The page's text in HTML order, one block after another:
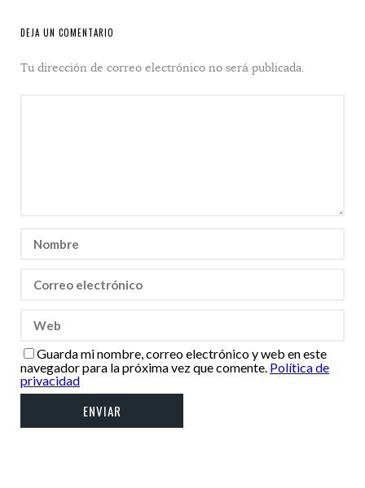
DEJA UN COMENTARIO
Tu dirección de correo electrónico no será publicada.
Guarda mi nombre, correo electrónico y web en este
navegador para la próxima vez que comente. Política de
privacidad